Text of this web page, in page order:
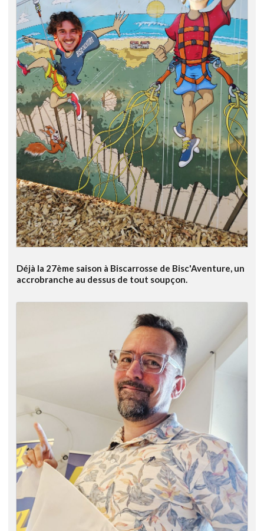
Déjà la 27ème saison à Biscarrosse de Bisc'Aventure, un
accrobranche au dessus de tout soupçon.